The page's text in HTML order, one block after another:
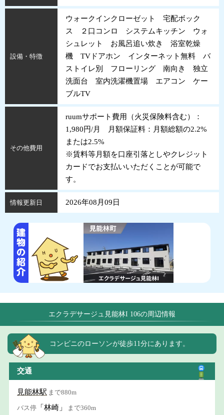
設備・特徴
ウォークインクローゼット 宅配ボック
ス ２口コンロ システムキッチン ウォ
シュレット お風呂追い炊き 浴室乾燥
機 TVドアホン インターネット無料 バ
ストイレ別 フローリング 南向き 独立
洗面台 室内洗濯機置場 エアコン ケー
ブルTV
その他費用
ruumサポート費用（火災保険料含む）：
1,980円/月 月額保証料：月額総額の2.2%
または2.5%
※賃料等月額を口座引落としやクレジット
カードでお支払いいただくことが可能で
す。
情報更新日 2026年08月09日
エクラデサージュ見能林I 106の周辺情報
コンビニのローソンが徒歩11分にあります。
交通
見能林駅 まで880m
バス停 「林崎」 まで360m